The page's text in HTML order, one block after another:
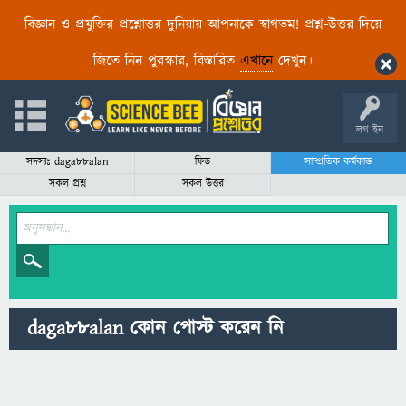
বিজ্ঞান ও প্রযুক্তির প্রশ্নোত্তর দুনিয়ায় আপনাকে স্বাগতম! প্রশ্ন-উত্তর দিয়ে
জিতে নিন পুরস্কার, বিস্তারিত এখানেদেখুন।
লগ ইন
সদস্যঃ daga88alan ফিড
সাম্প্রতিক কর্মকান্ড
সকল প্রশ্ন
সকল উত্তর
daga88alan কোন পোস্ট করেন নি